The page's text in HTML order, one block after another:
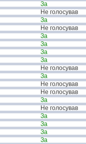
За
Не голосував
За
Не голосував
За
За
За
За
Не голосував
За
Не голосував
Не голосував
За
Не голосував
За
За
За
За